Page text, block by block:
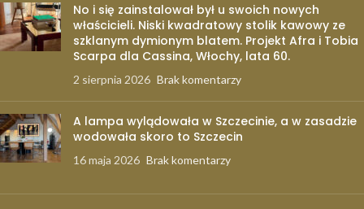
No i się zainstalował był u swoich nowych
właścicieli. Niski kwadratowy stolik kawowy ze
szklanym dymionym blatem. Projekt Afra i Tobia
Scarpa dla Cassina, Włochy, lata 60.
2 sierpnia 2026 Brak komentarzy
A lampa wylądowała w Szczecinie, a w zasadzie
wodowała skoro to Szczecin
16 maja 2026 Brak komentarzy